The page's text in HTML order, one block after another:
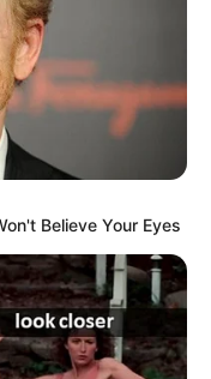
Believe Your Eyes